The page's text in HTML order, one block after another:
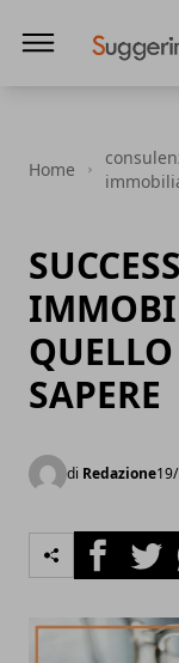
Home
SAPERE
di Redazione
Facebook